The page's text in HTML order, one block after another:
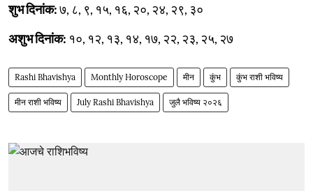
शुभ दिनांक:७, ८, ९, १५, १६, २०, २४, २९, ३०
अशुभ दिनांक: १०, १२, १३, १४, १७, २२, २३, २५, २७
Rashi Bhavishya Monthly Horoscope मीन कुंभ कुंभ राशी भविष्य
मीन राशी भविष्य July Rashi Bhavishya जुलै भविष्य २०२६